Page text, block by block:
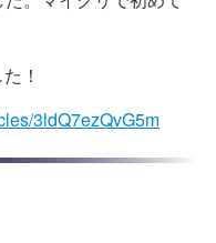
！
3ldQ7ezQvG5m